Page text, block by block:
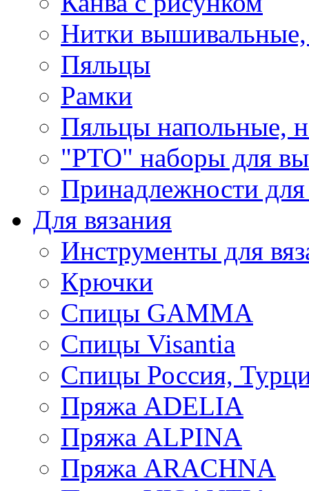
Нитки
Пяльцы
Рамки
Пяльцы напольные,
"РТО" наборы для
Принадлежности
Для вязания
Инструменты для
Крючки
Спицы GAMMA
Спицы Visantia
Спицы Россия,
Пряжа ADELIA
Пряжа ALPINA
Пряжа ARACHNA